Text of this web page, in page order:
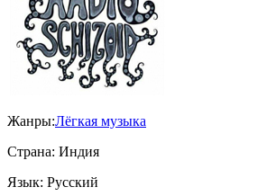
Жанры:Лёгкая музыка
Страна: Индия
Язык: Русский